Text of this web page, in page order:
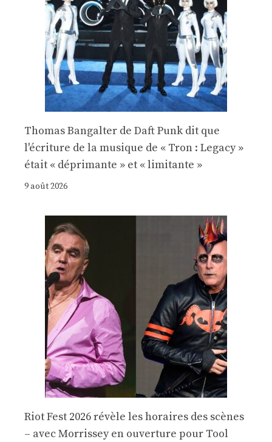
Thomas Bangalter de Daft Punk dit que
l'écriture de la musique de « Tron : Legacy »
était « déprimante » et « limitante »
9 août 2026
Riot Fest 2026 révèle les horaires des scènes
– avec Morrissey en ouverture pour Tool